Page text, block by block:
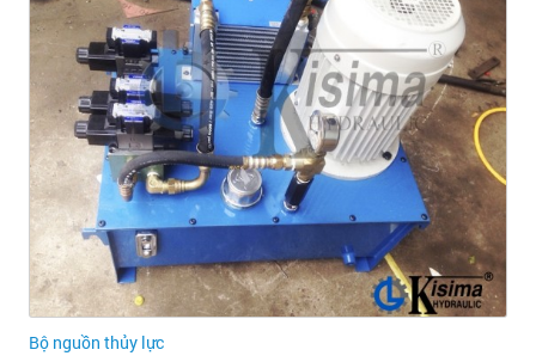
Bộ nguồn thủy lực